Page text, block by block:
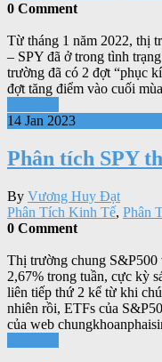
0 Comment
Từ tháng 1 năm 2022, thị
– SPY đã ở trong tình
trường đã có 2 đợt “phục
đợt tăng điểm vào cuối
14 Jan 2023
Phân tích SPY
By Vương Huy Đạt
Phân Tích Kinh Tế, Phân
0 Comment
Thị trường chung S&P500
2,67% trong tuần, cực kỳ
liên tiếp thứ 2 kể từ khi
nhiên rồi, ETFs của
của web